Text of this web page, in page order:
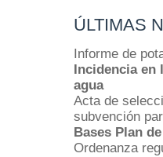
ÚLTIMAS
Informe de
Incidencia en
agua
Acta de
subvención
Bases Plan
Ordenanza